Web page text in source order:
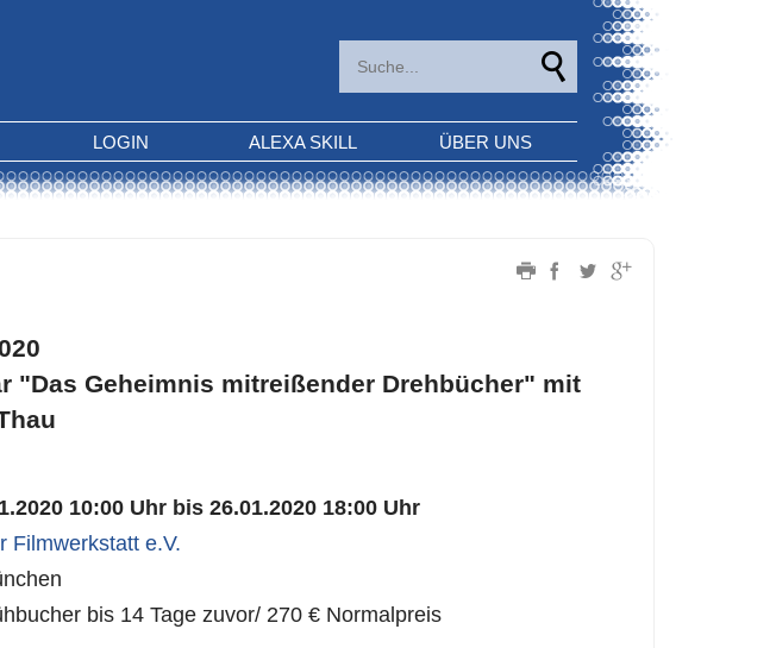
LOGIN ALEXA SKILL ÜBER UNS
"Das Geheimnis mitreißender Drehbücher" mit
10:00 Uhr bis 26.01.2020 18:00 Uhr
Filmwerkstatt e.V.
bis 14 Tage zuvor/ 270 € Normalpreis